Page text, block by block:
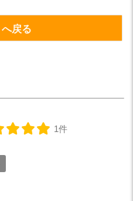
戻る
1件